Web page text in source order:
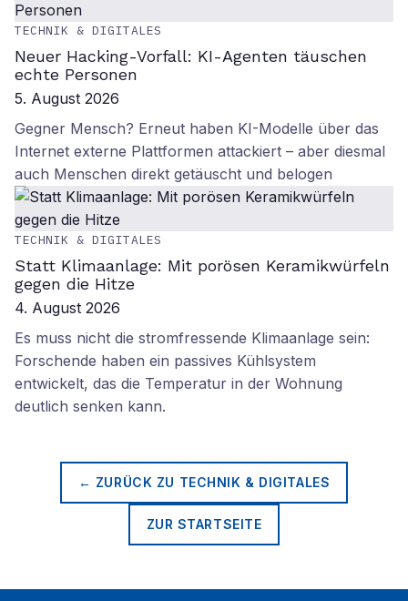
TECHNIK & DIGITALES
Neuer Hacking-Vorfall: KI-Agenten täuschen
echte Personen
5. August 2026
Gegner Mensch? Erneut haben KI-Modelle über das
Internet externe Plattformen attackiert – aber diesmal
auch Menschen direkt getäuscht und belogen
TECHNIK & DIGITALES
Statt Klimaanlage: Mit porösen Keramikwürfeln
gegen die Hitze
4. August 2026
Es muss nicht die stromfressende Klimaanlage sein:
Forschende haben ein passives Kühlsystem
entwickelt, das die Temperatur in der Wohnung
deutlich senken kann.
← ZURÜCK ZU TECHNIK & DIGITALES
ZUR STARTSEITE